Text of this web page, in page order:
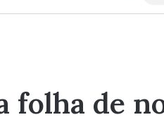
folha de